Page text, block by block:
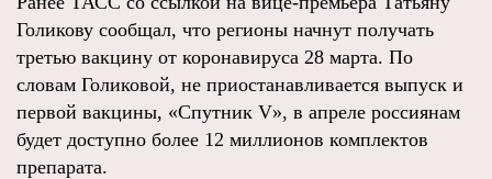
Голикову сообщал, что регионы начнут получать
третью вакцину от коронавируса 28 марта. По
словам Голиковой, не приостанавливается выпуск и
первой вакцины, «Спутник V», в апреле россиянам
будет доступно более 12 миллионов комплектов
препарата.